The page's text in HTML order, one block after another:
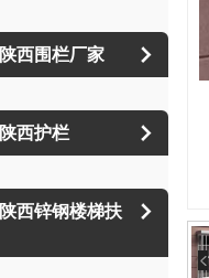
陕西围栏厂家
陕西护栏
陕西锌钢楼梯扶